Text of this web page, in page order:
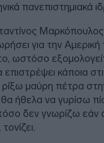
πανεπιστημιακά
Μαρκόπουλος
για την Αμερική
ωστόσο
επιστρέψει κάποια
μαύρη πέτρα
θα ήθελα να γυρίσω
δεν γνωρίζω εάν